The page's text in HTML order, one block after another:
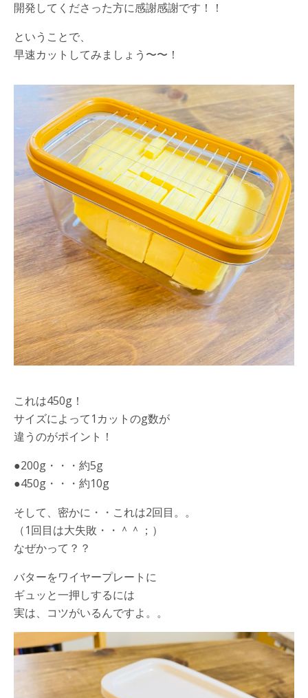
開発してくださった方に感謝感謝です！！
ということで、
早速カットしてみましょう〜〜！
これは450g！
サイズによって1カットのg数が
違うのがポイント！
●200g・・・約5g
●450g・・・約10g
そして、密かに・・これは2回目。。
（1回目は大失敗・・＾＾；）
なぜかって？？
バターをワイヤープレートに
ギュッと一押しするには
実は、コツがいるんですよ。。